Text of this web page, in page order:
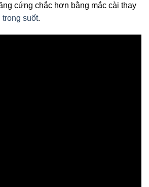
cứng chắc hơn bằng mắc cài thay
trong suốt.